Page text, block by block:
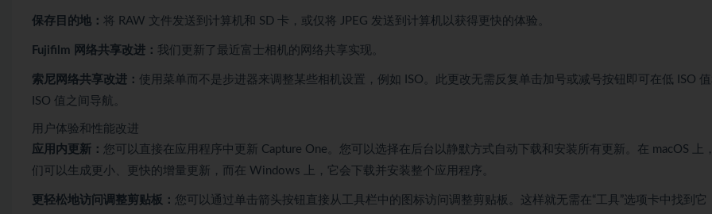
保存目的地： 将 RAW 文件发送到计算机和 SD 卡，或仅将 JPEG 发送到计算机以获得更快的体验。
Fujifilm 网络共享改进： 我们更新了最近富士相机的网络共享实现。
索尼网络共享改进： 使用菜单而不是步进器来调整某些相机设置，例如 ISO。此更改无需反复单击加号或减号按钮即可在低 ISO 值
ISO 值之间导航。
用户体验和性能改进
应用内更新： 您可以直接在应用程序中更新 Capture One。您可以选择在后台以静默方式自动下载和安装所有更新。在 macOS 上
们可以生成更小、更快的增量更新，而在 Windows 上，它会下载并安装整个应用程序。
更轻松地访问调整剪贴板： 您可以通过单击箭头按钮直接从工具栏中的图标访问调整剪贴板。这样就无需在“工具”选项卡中找到它